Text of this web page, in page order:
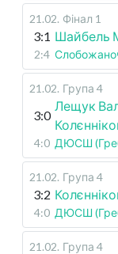
21.02. Фінал 1
3:1 Шайбель
2:4
21.02. Група 4
3:0
Лещук
4:0 ДЮСШ
21.02. Група 4
3:2
4:0 ДЮСШ
21.02. Група 4